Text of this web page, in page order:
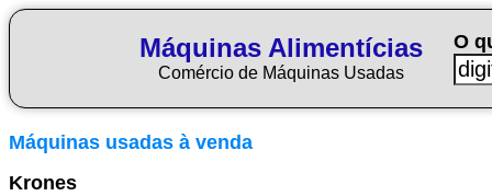
Máquinas Alimentícias
Comércio de Máquinas Usadas
O
Máquinas usadas à venda
Krones